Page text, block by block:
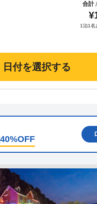
合計/
¥
1泊1名
日付を選択する
40%OFF